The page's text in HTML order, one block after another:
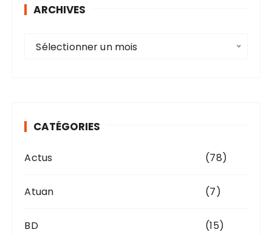
ARCHIVES
e
Sélectionner un mois
CATÉGORIES
Actus (78)
Atuan (7)
BD (15)